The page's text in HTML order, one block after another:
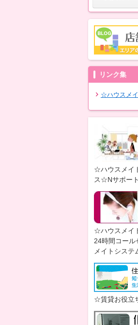
リンク集
☆ハウスメ
☆ハウスメイ
ス☆Nサポー
☆ハウスメイ
24時間コー
メイトシス
☆賃貸お役立